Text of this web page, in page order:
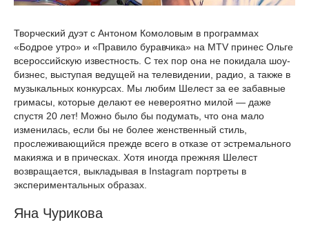
Творческий дуэт с Антоном Комоловым в программах
«Бодрое утро» и «Правило буравчика» на MTV принес Ольге
всероссийскую известность. С тех пор она не покидала шоу-
бизнес, выступая ведущей на телевидении, радио, а также в
музыкальных конкурсах. Мы любим Шелест за ее забавные
гримасы, которые делают ее невероятно милой — даже
спустя 20 лет! Можно было бы подумать, что она мало
изменилась, если бы не более женственный стиль,
прослеживающийся прежде всего в отказе от эстремального
макияжа и в прическах. Хотя иногда прежняя Шелест
возвращается, выкладывая в Instagram портреты в
экспериментальных образах.
Яна Чурикова